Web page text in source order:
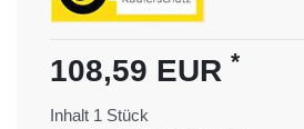
108,59 EUR *
Inhalt 1 Stück